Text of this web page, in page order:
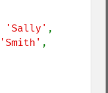
'Sally' ,
'Smith' ,